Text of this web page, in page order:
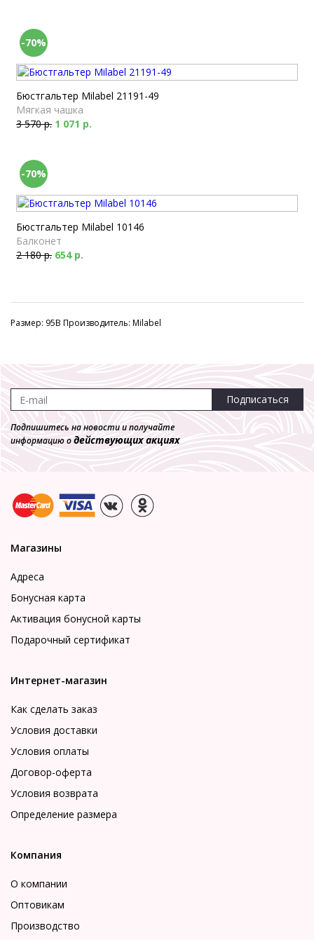
-70%
Бюстгальтер Milabel 21191-49
Мягкая чашка
3 570 р. 1 071 р.
-70%
Бюстгальтер Milabel 10146
Балконет
2 180 р. 654 р.
Размер: 95B Производитель: Milabel
Подписаться
Подпишитесь на новости и получайте
информацию одействующих акциях
Магазины
Адреса
Бонусная карта
Активация бонусной карты
Подарочный сертификат
Интернет-магазин
Как сделать заказ
Условия доставки
Условия оплаты
Договор-оферта
Условия возврата
Определение размера
Компания
О компании
Оптовикам
Производство